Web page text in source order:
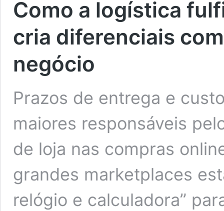
Como a logística
cria diferenciais
negócio
Prazos de entrega e
maiores responsáveis
de loja nas compras
grandes marketplaces
relógio e calculadora”